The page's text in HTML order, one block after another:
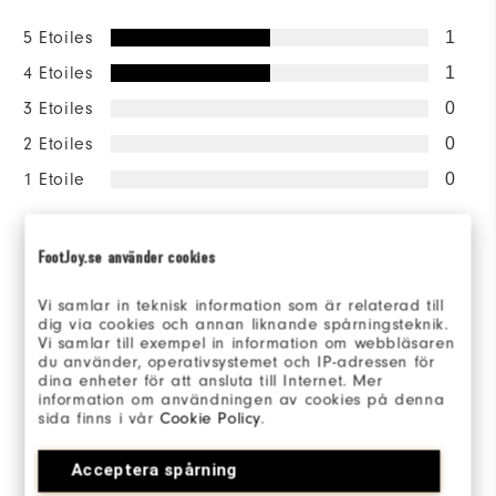
FootJoy.se använder cookies
Vi samlar in teknisk information som är relaterad till
dig via cookies och annan liknande spårningsteknik.
Vi samlar till exempel in information om webbläsaren
du använder, operativsystemet och IP-adressen för
dina enheter för att ansluta till Internet. Mer
information om användningen av cookies på denna
sida finns i vårCookie Policy.
Acceptera spårning
5 Etoiles 1
4 Etoiles 1
3 Etoiles 0
2 Etoiles 0
1 Etoile 0
recommanderaient à un ami
Sizing/Fit
Taille en général